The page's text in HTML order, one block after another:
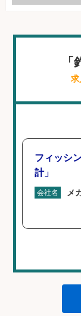
求
フィッシ
計」
会社名 メ